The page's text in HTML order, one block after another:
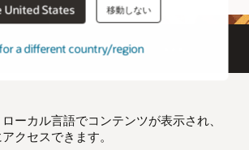
United States 移動しない
a different country/region
個人情報保護 利用規約
ーカル言語でコンテンツが表示され、
クセスできます。